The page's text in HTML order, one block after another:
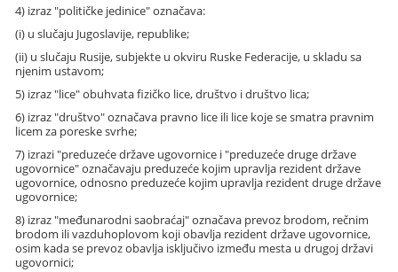
4) izraz "političke jedinice" označava:
(i) u slučaju Jugoslavije, republike;
(ii) u slučaju Rusije, subjekte u okviru Ruske Federacije, u skladu sa
njenim ustavom;
5) izraz "lice" obuhvata fizičko lice, društvo i društvo lica;
6) izraz "društvo" označava pravno lice ili lice koje se smatra pravnim
licem za poreske svrhe;
7) izrazi "preduzeće države ugovornice i "preduzeće druge države
ugovornice" označavaju preduzeće kojim upravlja rezident države
ugovornice, odnosno preduzeće kojim upravlja rezident druge države
ugovornice;
8) izraz "međunarodni saobraćaj" označava prevoz brodom, rečnim
brodom ili vazduhoplovom koji obavlja rezident države ugovornice,
osim kada se prevoz obavlja isključivo između mesta u drugoj državi
ugovornici;